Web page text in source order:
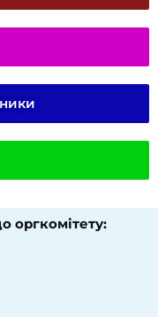
оргкомітету:​